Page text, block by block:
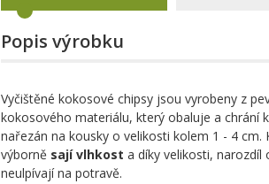
Popis výrobku
Vyčištěné kokosové chipsy jsou vyrobeny z
kokosového materiálu, který obaluje a chrání
nařezán na kousky o velikosti kolem 1 - 4 cm.
výborně sají vlhkost a díky velikosti,
neulpívají na potravě.